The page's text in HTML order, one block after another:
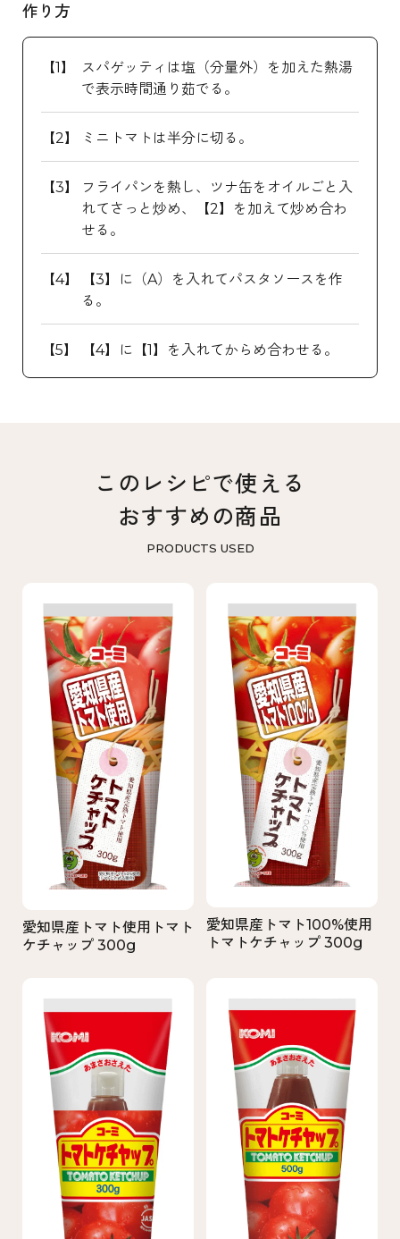
作り方
スパゲッティは塩（分量外）を加えた熱湯
で表示時間通り茹でる。
ミニトマトは半分に切る。
フライパンを熱し、ツナ缶をオイルごと入
れてさっと炒め、【2】を加えて炒め合わ
せる。
【3】に（A）を入れてパスタソースを作
る。
【4】に【1】を入れてからめ合わせる。
このレシピで使える
おすすめの商品
PRODUCTS USED
愛知県産トマト使用トマト
ケチャップ 300g
愛知県産トマト100%使用
トマトケチャップ 300g